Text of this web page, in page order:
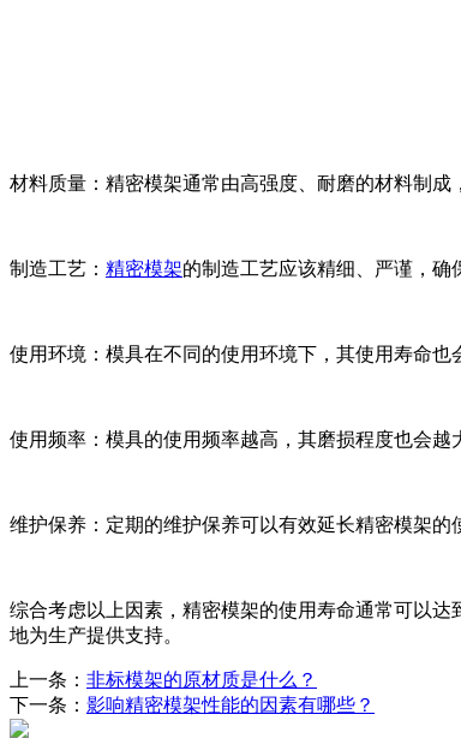
材料质量：精密模架通常由高强度、耐磨的材料制成
制造工艺： 精密模架的制造工艺应该精细、严谨，确
使用环境：模具在不同的使用环境下，其使用寿命
使用频率：模具的使用频率越高，其磨损程度也会
维护保养：定期的维护保养可以有效延长精密模架
综合考虑以上因素，精密模架的使用寿命通常可以
地为生产提供支持。
上一条： 非标模架的原材质是什么？
下一条： 影响精密模架性能的因素有哪些？